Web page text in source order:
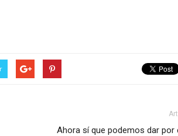
Ahora sí que podemos dar por